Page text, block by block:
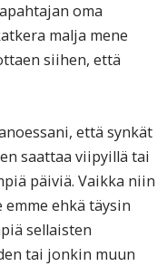
oma
malja mene
siihen, että
että synkät
saattaa viipyillä tai
päiviä. Vaikka niin
ehkä täysin
sellaisten
tai jonkin muun